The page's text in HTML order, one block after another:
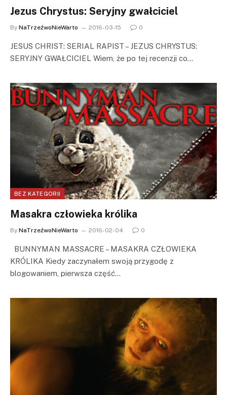
Jezus Chrystus: Seryjny gwałciciel
By NaTrzeźwoNieWarto 2016-03-15 0
JESUS CHRIST: SERIAL RAPIST – JEZUS CHRYSTUS:
SERYJNY GWAŁCICIEL Wiem, że po tej recenzji co…
BEZ KATEGORII
Masakra człowieka królika
By NaTrzeźwoNieWarto 2016-02-04 0
BUNNYMAN MASSACRE – MASAKRA CZŁOWIEKA
KRÓLIKA Kiedy zaczynałem swoją przygodę z
blogowaniem, pierwsza część…